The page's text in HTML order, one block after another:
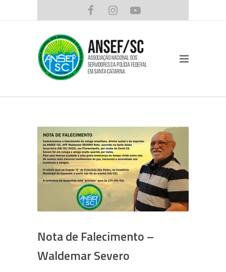
Nota de Falecimento –
Waldemar Severo